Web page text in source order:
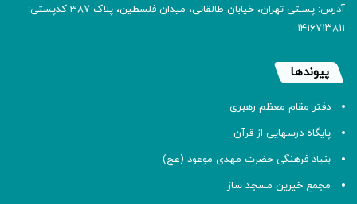
آدرس: پسـتی تهران، خیابان طالقانی، میدان فلسطین، پلاک 387 کدپستی:
۱۴۱۶۷۱۳۸۱۱
پیوندها
دفتر مقام معظم رهبری
پایگاه درسهایی از قرآن
بنیاد فرهنگی حضرت مهدی موعود (عج)
مجمع خیرین مسجد ساز